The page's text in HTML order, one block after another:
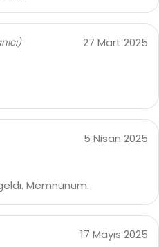
27 Mart 2025
5 Nisan 2025
Memnunum.
17 Mayıs 2025